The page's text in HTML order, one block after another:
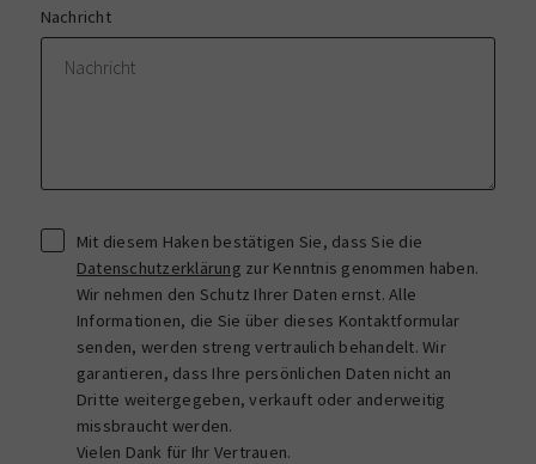
Nachricht
Mit diesem Haken bestätigen Sie, dass Sie die
Datenschutzerklärung zur Kenntnis genommen haben.
Wir nehmen den Schutz Ihrer Daten ernst. Alle
Informationen, die Sie über dieses Kontaktformular
senden, werden streng vertraulich behandelt. Wir
garantieren, dass Ihre persönlichen Daten nicht an
Dritte weitergegeben, verkauft oder anderweitig
missbraucht werden.
Vielen Dank für Ihr Vertrauen.